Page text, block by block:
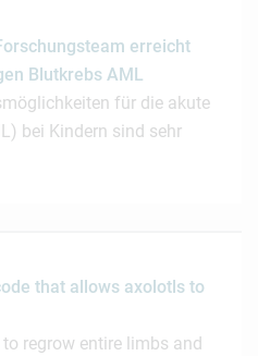
erreicht
Blutkrebs AML
für die akute
bei Kindern sind sehr
that allows axolotls to
regrow entire limbs and